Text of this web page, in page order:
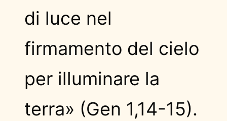
di luce nel
firmamento del cielo
per illuminare la
terra» (Gen 1,14-15).